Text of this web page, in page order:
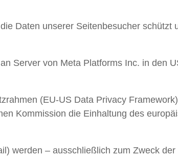
Daten unserer Seitenbesucher schützt
Server von Meta Platforms Inc. in den
(EU-US Data Privacy Framework)
Kommission die Einhaltung des
werden – ausschließlich zum Zweck der